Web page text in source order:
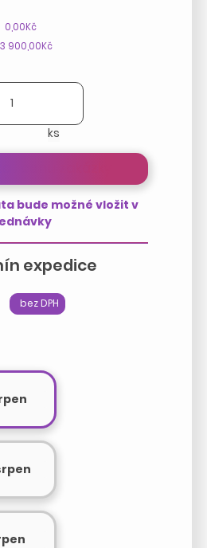
0,00Kč
900,00Kč
bude možné vložit v
expedice
bez DPH